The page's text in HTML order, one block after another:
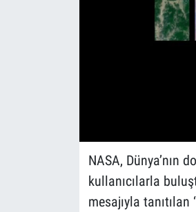
NASA, Dünya’nın
kullanıcılarla
mesajıyla